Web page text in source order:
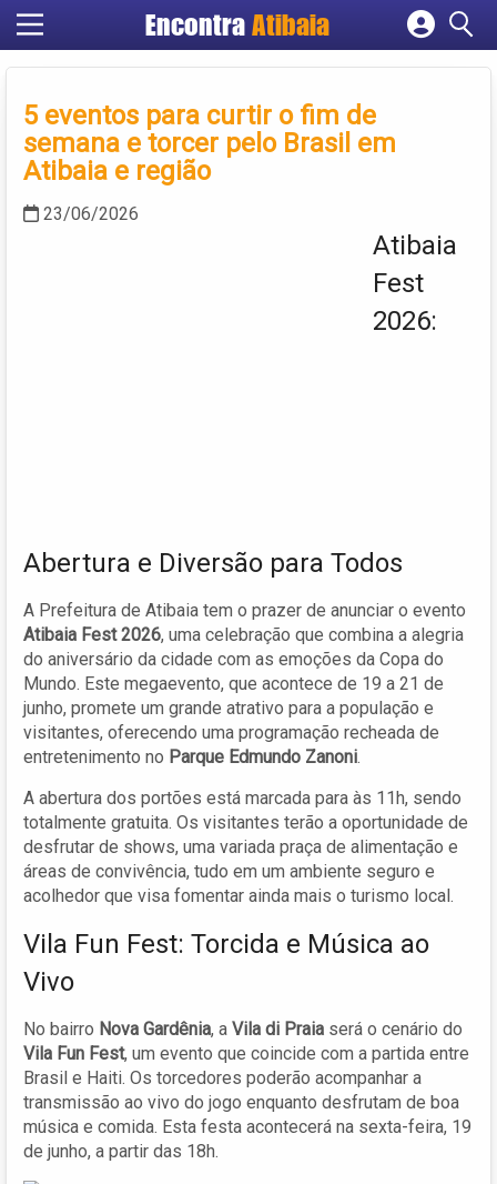
Encontra Atibaia
Cadastrar empresa
Criar conta
5 eventos para curtir o fim de
semana e torcer pelo Brasil em
Atibaia e região
23/06/2026
Atibaia
Fest
2026:
Abertura e Diversão para Todos
A Prefeitura de Atibaia tem o prazer de anunciar o evento
Atibaia Fest 2026, uma celebração que combina a alegria
do aniversário da cidade com as emoções da Copa do
Mundo. Este megaevento, que acontece de 19 a 21 de
junho, promete um grande atrativo para a população e
visitantes, oferecendo uma programação recheada de
entretenimento no Parque Edmundo Zanoni.
A abertura dos portões está marcada para às 11h, sendo
totalmente gratuita. Os visitantes terão a oportunidade de
desfrutar de shows, uma variada praça de alimentação e
áreas de convivência, tudo em um ambiente seguro e
acolhedor que visa fomentar ainda mais o turismo local.
Vila Fun Fest: Torcida e Música ao
Vivo
No bairro Nova Gardênia, a Vila di Praia será o cenário do
Vila Fun Fest, um evento que coincide com a partida entre
Brasil e Haiti. Os torcedores poderão acompanhar a
transmissão ao vivo do jogo enquanto desfrutam de boa
música e comida. Esta festa acontecerá na sexta-feira, 19
de junho, a partir das 18h.